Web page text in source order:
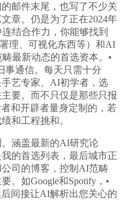
邮件末尾，也写了不少关
章。仍是为了正在2024年
结合作力，你能够找到
理、可视化东西等）和AI
最新动态的首选资本。•
事通信。每天只需十分
艺专家、AI初学者，选
要。而不只仅是那些只报
和开辟者量身定制的，若
和工程挑和。
涵盖最新的AI研究论
的首选列表，最后城市正
司的博客，控制AI范畴
。如Google和Spotify，•
间接让AI解析出您关心的